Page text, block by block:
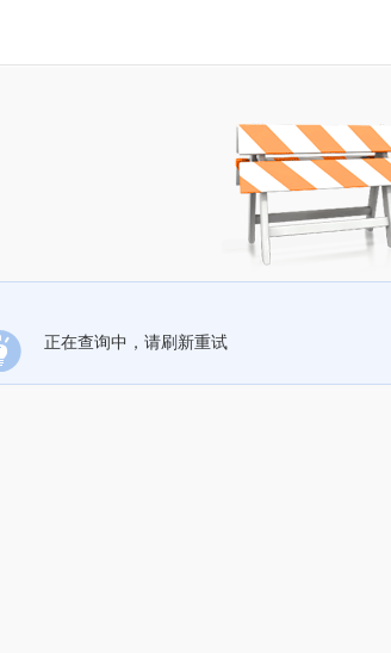
正在查询中，请刷新重试